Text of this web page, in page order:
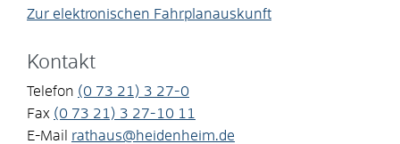
Zur elektronischen Fahrplanauskunft
Kontakt
Telefon (0 73 21) 3 27-0
Fax (0 73 21) 3 27-10 11
E-Mail
rathaus@heidenheim.de